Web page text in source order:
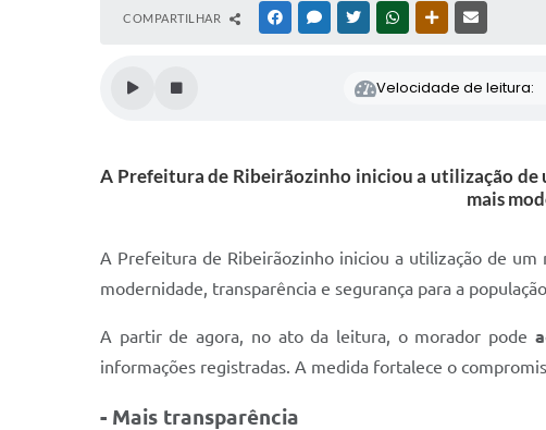
COMPARTILHAR FACEBOOKMESSENGER
TWITTERWHATSAPPOUTRAS MÍDIAS
Velocidade de leitura:
A Prefeitura de Ribeirãozinho iniciou a utilização
mais
A Prefeitura de Ribeirãozinho iniciou a utilização de
modernidade, transparência e segurança para a
A partir de agora, no ato da leitura, o morador pode
informações registradas. A medida fortalece o
- Mais transparência